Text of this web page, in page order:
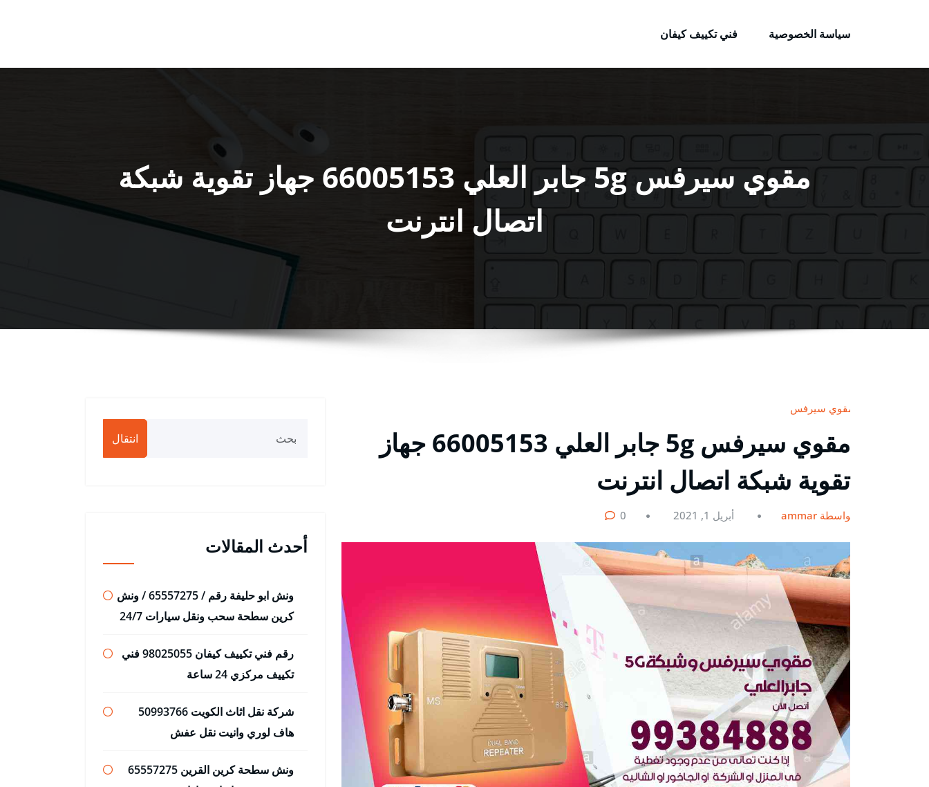
سياسة الخصوصية
فني تكييف كيفان
مقوي سيرفس 5g جابر العلي 66005153 جهاز تقوية شبكة
اتصال انترنت
مقوي سيرفس
مقوي سيرفس 5g جابر العلي 66005153 جهاز
تقوية شبكة اتصال انترنت
بواسطة ammar أبريل 1, 2021 0
انتقال
أحدث المقالات
ونش ابو حليفة رقم / 65557275 / ونش
كرين سطحة سحب ونقل سيارات 24/7
رقم فني تكييف كيفان 98025055 فني
تكييف مركزي 24 ساعة
شركة نقل اثاث الكويت 50993766
هاف لوري وانيت نقل عفش
ونش سطحة كرين القرين 65557275